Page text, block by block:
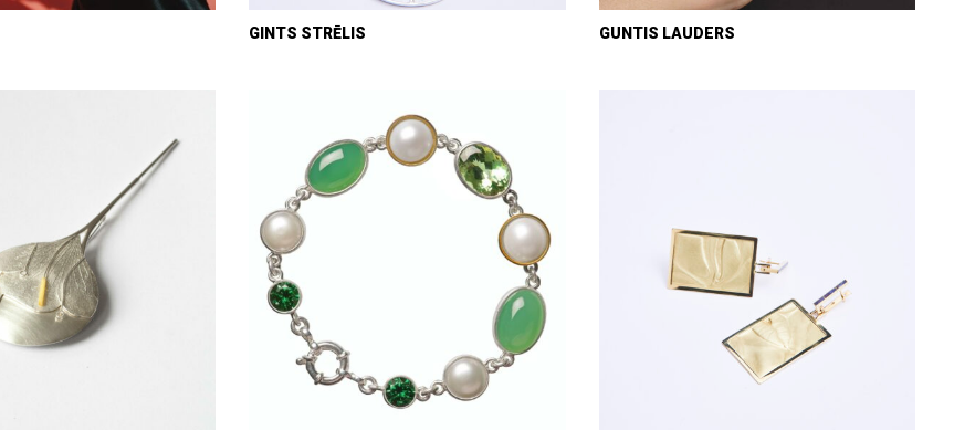
GINTS STRĒLIS GUNTIS LAUDERS